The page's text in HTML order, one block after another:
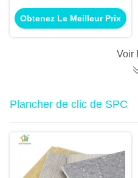
l'unité de mesure de
l'équipement,
Obtenez Le Meilleur Prix
Voir
Plancher de clic de SPC